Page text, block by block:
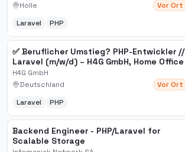
Holle
Vor Ort
Laravel PHP
✅ Beruflicher Umstieg? PHP-Entwickler //
Laravel (m/w/d) – H4G GmbH, Home Office
H4G GmbH
Deutschland
Vor Ort
Laravel PHP
Backend Engineer - PHP/Laravel for
Scalable Storage